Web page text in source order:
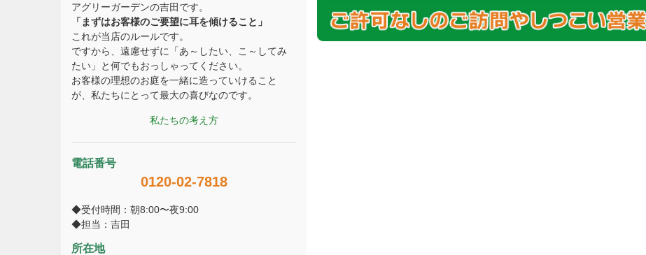
アグリーガーデンの吉田です。
「まずはお客様のご要望に耳を傾けること」
これが当店のルールです。
ですから、遠慮せずに「あ～したい、こ～してみ
たい」と何でもおっしゃってください。
お客様の理想のお庭を一緒に造っていけること
が、私たちにとって最大の喜びなのです。
私たちの考え方
電話番号
0120-02-7818
◆受付時間：朝8:00〜夜9:00
◆担当：吉田
所在地